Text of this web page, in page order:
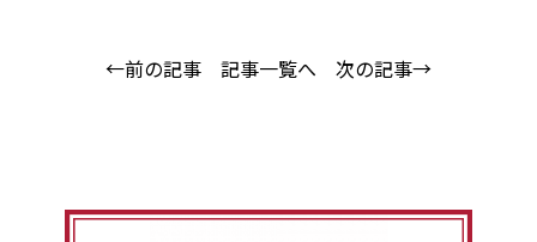
←前の記事 記事一覧へ 次の記事→